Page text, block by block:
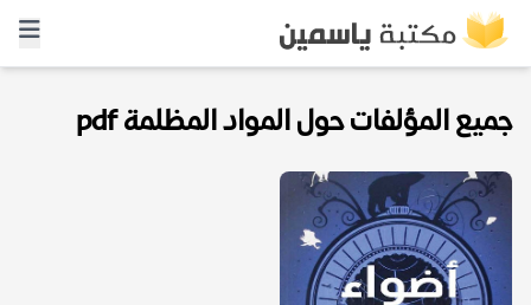
جميع المؤلفات حول المواد المظلمة pdf